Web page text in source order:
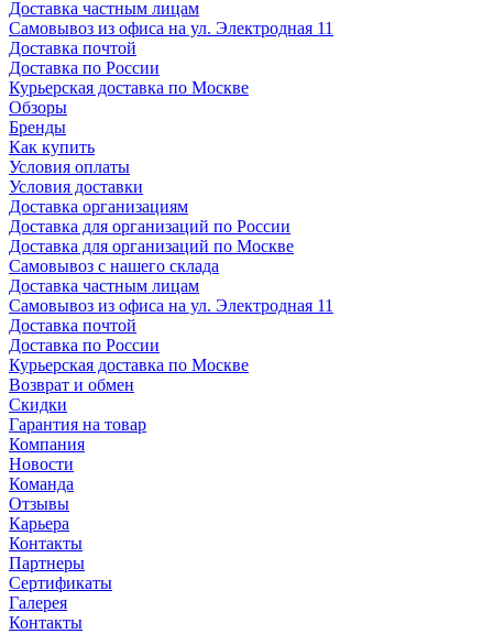
Доставка частным лицам
Самовывоз из офиса на ул. Электродная 11
Доставка почтой
Доставка по России
Курьерская доставка по Москве
Обзоры
Бренды
Как купить
Условия оплаты
Условия доставки
Доставка организациям
Доставка для организаций по России
Доставка для организаций по Москве
Самовывоз с нашего склада
Доставка частным лицам
Самовывоз из офиса на ул. Электродная 11
Доставка почтой
Доставка по России
Курьерская доставка по Москве
Возврат и обмен
Скидки
Гарантия на товар
Компания
Новости
Команда
Отзывы
Карьера
Контакты
Партнеры
Сертификаты
Галерея
Контакты